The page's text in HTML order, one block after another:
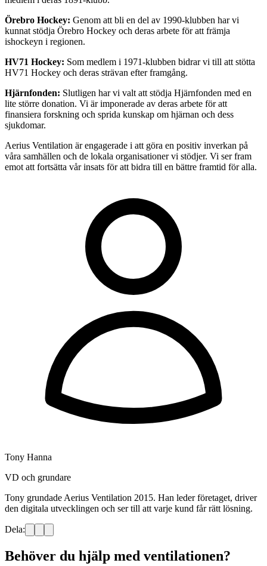
Örebro Hockey: Genom att bli en del av 1990-klubben har vi
kunnat stödja Örebro Hockey och deras arbete för att främja
ishockeyn i regionen.
HV71 Hockey: Som medlem i 1971-klubben bidrar vi till att stötta
HV71 Hockey och deras strävan efter framgång.
Hjärnfonden: Slutligen har vi valt att stödja Hjärnfonden med en
lite större donation. Vi är imponerade av deras arbete för att
finansiera forskning och sprida kunskap om hjärnan och dess
sjukdomar.
Aerius Ventilation är engagerade i att göra en positiv inverkan på
våra samhällen och de lokala organisationer vi stödjer. Vi ser fram
emot att fortsätta vår insats för att bidra till en bättre framtid för alla.
Tony Hanna
VD och grundare
Tony grundade Aerius Ventilation 2015. Han leder företaget, driver
den digitala utvecklingen och ser till att varje kund får rätt lösning.
Dela:
Behöver du hjälp med ventilationen?